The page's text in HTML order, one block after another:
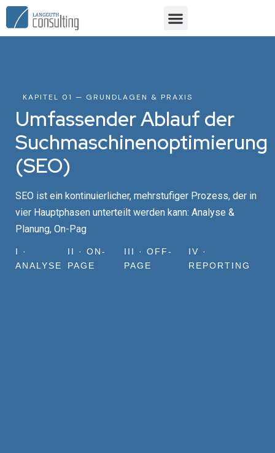
KAPITEL 01 — GRUNDLAGEN & PRAXIS
Umfassender Ablauf der
Suchmaschinenoptimierung
(SEO)
SEO ist ein kontinuierlicher, mehrstufiger Prozess, der in
vier Hauptphasen unterteilt werden kann: Analyse &
Planung, On-Pag
I ·
ANALYSE
II · ON-
PAGE
III · OFF-
PAGE
IV ·
REPORTING